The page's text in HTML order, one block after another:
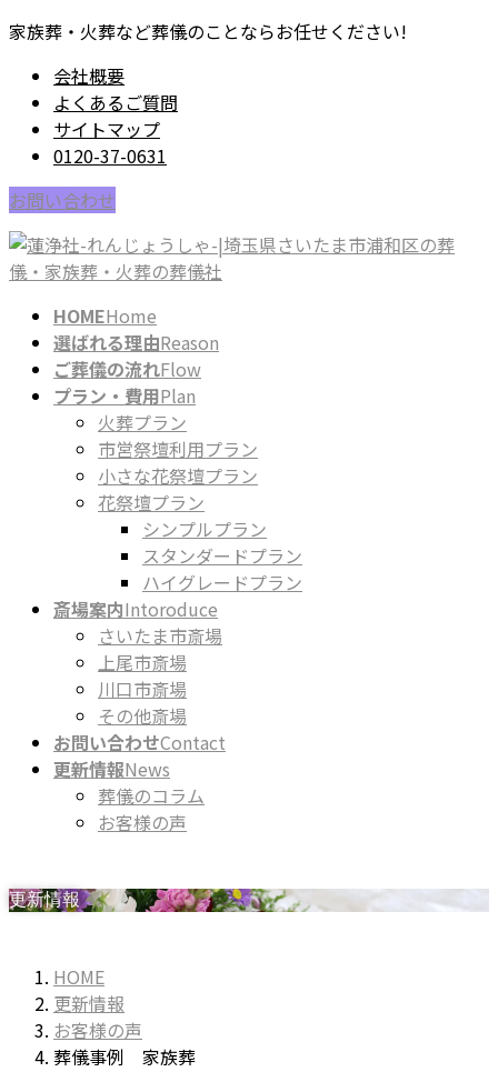
コ
移
動
ナ
ン
に
移
動
家族葬・火葬など葬儀のことならお任せください!
会社概要
よくあるご質問
サイトマップ
0120-37-0631
お問い合わせ
HOMEHome
選ばれる理由Reason
ご葬儀の流れFlow
プラン・費用Plan
火葬プラン
市営祭壇利用プラン
小さな花祭壇プラン
花祭壇プラン
シンプルプラン
スタンダードプラン
ハイグレードプラン
斎場案内Intoroduce
さいたま市斎場
上尾市斎場
川口市斎場
その他斎場
お問い合わせContact
更新情報News
葬儀のコラム
お客様の声
更新情報
HOME
更新情報
お客様の声
葬儀事例 家族葬